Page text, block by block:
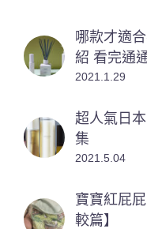
哪款才適
紹 看完通
2021.1.29
超人氣日
集
2021.5.04
寶寶紅屁
較篇】